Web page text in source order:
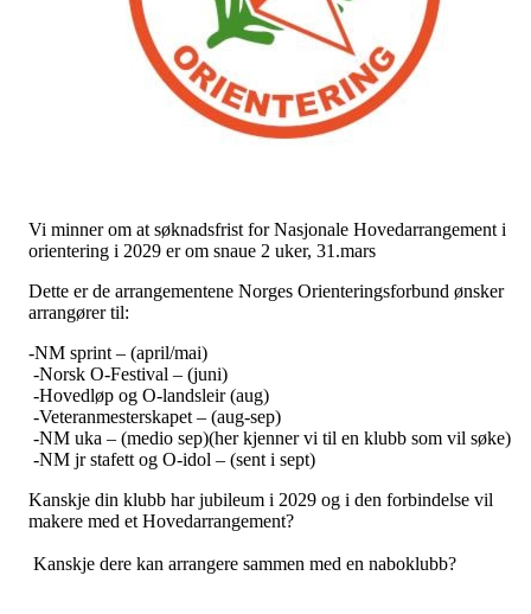
Vi minner om at søknadsfrist for Nasjonale Hovedarrangement i
orientering i 2029 er om snaue 2 uker, 31.mars
Dette er de arrangementene Norges Orienteringsforbund ønsker
arrangører til:
-NM sprint – (april/mai)
-Norsk O-Festival – (juni)
-Hovedløp og O-landsleir (aug)
-Veteranmesterskapet – (aug-sep)
-NM uka – (medio sep)(her kjenner vi til en klubb som vil søke)
-NM jr stafett og O-idol – (sent i sept)
Kanskje din klubb har jubileum i 2029 og i den forbindelse vil
makere med et Hovedarrangement?
Kanskje dere kan arrangere sammen med en naboklubb?